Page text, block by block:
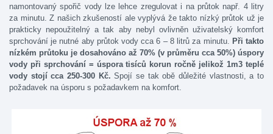
namontovaný spořič vody lze lehce zregulovat i na průtok např. 4 litry
za minutu. Z našich zkušeností ale vyplývá že takto nízký průtok už je
prakticky nepoužitelný a tak aby nebyl ovlivněn uživatelský komfort
sprchování je nutné aby průtok vody cca 6 – 8 litrů za minutu. Při takto
nízkém průtoku je dosahováno až 70% (v průměru cca 50%) úspory
vody při sprchování = úspora tisíců korun ročně jelikož 1m3 teplé
vody stojí cca 250-300 Kč.Spojí se tak obě důležité vlastnosti, a to
požadavek na úsporu s požadavkem na komfort.